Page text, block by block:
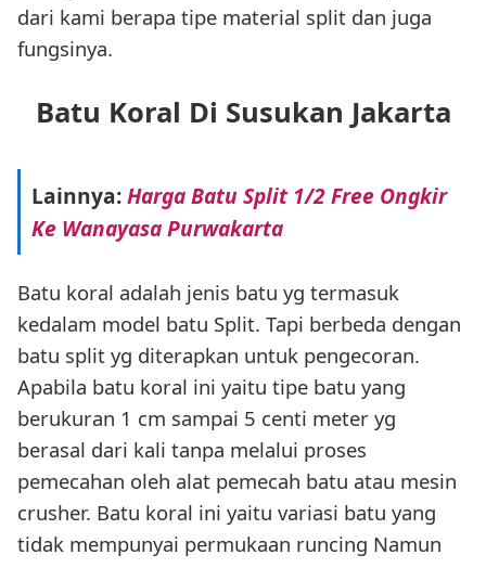
dari kami berapa tipe material split dan juga
fungsinya.
Batu Koral Di Susukan Jakarta
Lainnya:Harga Batu Split 1/2 Free Ongkir
Ke Wanayasa Purwakarta
Batu koral adalah jenis batu yg termasuk
kedalam model batu Split. Tapi berbeda dengan
batu split yg diterapkan untuk pengecoran.
Apabila batu koral ini yaitu tipe batu yang
berukuran 1 cm sampai 5 centi meter yg
berasal dari kali tanpa melalui proses
pemecahan oleh alat pemecah batu atau mesin
crusher. Batu koral ini yaitu variasi batu yang
tidak mempunyai permukaan runcing Namun